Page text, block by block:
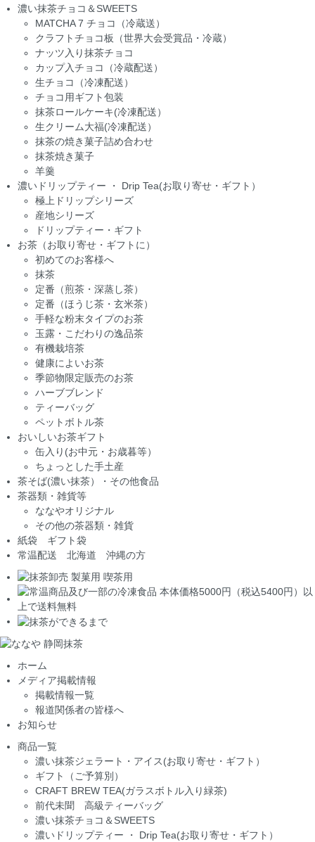
濃い抹茶チョコ＆SWEETS
MATCHA 7 チョコ（冷蔵送）
クラフトチョコ板（世界大会受賞品・冷蔵）
ナッツ入り抹茶チョコ
カップ入チョコ（冷蔵配送）
生チョコ（冷凍配送）
チョコ用ギフト包装
抹茶ロールケーキ(冷凍配送）
生クリーム大福(冷凍配送）
抹茶の焼き菓子詰め合わせ
抹茶焼き菓子
羊羹
濃いドリップティー ・ Drip Tea(お取り寄せ・ギフト）
極上ドリップシリーズ
産地シリーズ
ドリップティー・ギフト
お茶（お取り寄せ・ギフトに）
初めてのお客様へ
抹茶
定番（煎茶・深蒸し茶）
定番（ほうじ茶・玄米茶）
手軽な粉末タイプのお茶
玉露・こだわりの逸品茶
有機栽培茶
健康によいお茶
季節物限定販売のお茶
ハーブブレンド
ティーバッグ
ペットボトル茶
おいしいお茶ギフト
缶入り(お中元・お歳暮等）
ちょっとした手土産
茶そば(濃い抹茶）・その他食品
茶器類・雑貨等
ななやオリジナル
その他の茶器類・雑貨
紙袋 ギフト袋
常温配送 北海道 沖縄の方
ホーム
メディア掲載情報
掲載情報一覧
報道関係者の皆様へ
お知らせ
商品一覧
濃い抹茶ジェラート・アイス(お取り寄せ・ギフト）
ギフト（ご予算別）
CRAFT BREW TEA(ガラスボトル入り緑茶)
前代未聞 高級ティーバッグ
濃い抹茶チョコ＆SWEETS
濃いドリップティー ・ Drip Tea(お取り寄せ・ギフト）